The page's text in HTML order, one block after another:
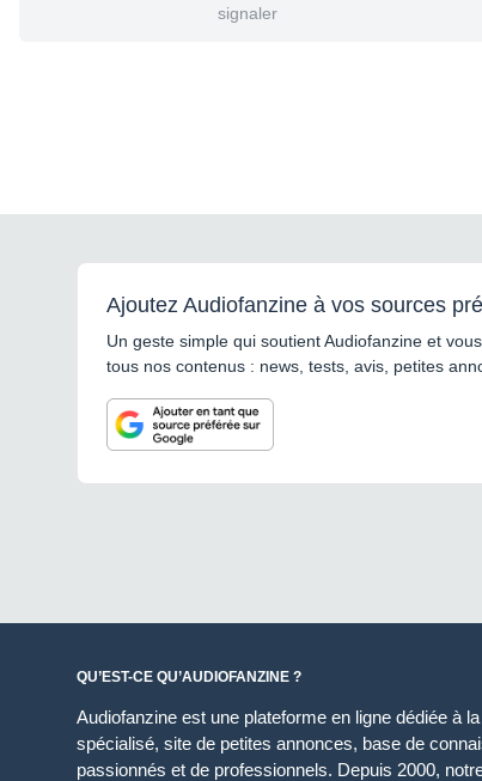
signaler
Ajoutez Audiofanzine à vos sources
Un geste simple qui soutient Audiofanzine et
tous nos contenus : news, tests, avis, petites
QU’EST-CE QU’AUDIOFANZINE ?
Audiofanzine est une plateforme en ligne dédiée à
spécialisé, site de petites annonces, base de
passionnés et de professionnels. Depuis 2000,